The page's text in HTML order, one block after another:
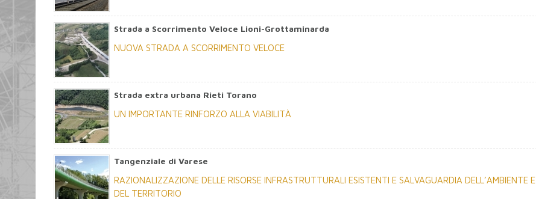
Strada a Scorrimento Veloce Lioni-Grottaminarda
NUOVA STRADA A SCORRIMENTO VELOCE
Strada extra urbana Rieti Torano
UN IMPORTANTE RINFORZO ALLA VIABILITÀ
Tangenziale di Varese
RAZIONALIZZAZIONE DELLE RISORSE INFRASTRUTTURALI ESISTENTI E SALVAGUARDIA DELL’AMBIENTE E
DEL TERRITORIO